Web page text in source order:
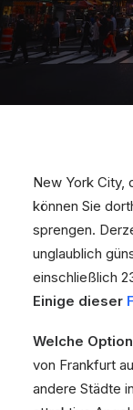
New York City,
können Sie
sprengen.
unglaublich
einschließlich
Einige dieser
Welche
von Frankfurt
andere Städte